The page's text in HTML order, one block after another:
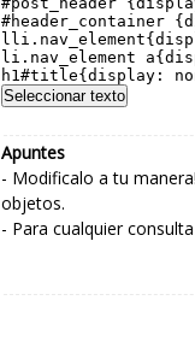
Apuntes
- Modificalo a tu
objetos.
- Para cualquier